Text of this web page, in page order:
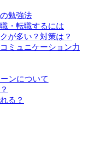
勉強法
・転職するには
が多い？対策は？
ミュニケーション力
ンについて
る？